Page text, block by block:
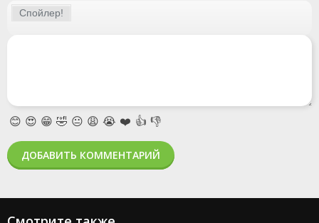
😊 😍 😁 🤣 😐 😩 😭 ❤️ 👍 👎
ДОБАВИТЬ КОММЕНТАРИЙ